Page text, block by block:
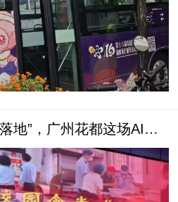
地”，广州花都这场AI大